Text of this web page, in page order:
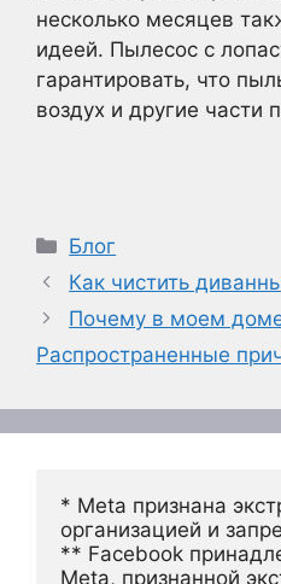
несколько месяцев
идеей. Пылесос с
гарантировать, что
воздух и другие части
Рубрики
Блог
Как чистить
Почему в моем
Распространенные
* Meta признана
организацией и
** Facebook
Meta, признанной